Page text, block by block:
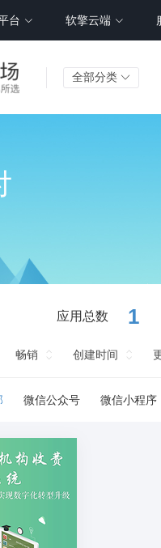
台 软擎云端
全部分类
应用总数 1
畅销 创建时间
微信公众号 微信小程序